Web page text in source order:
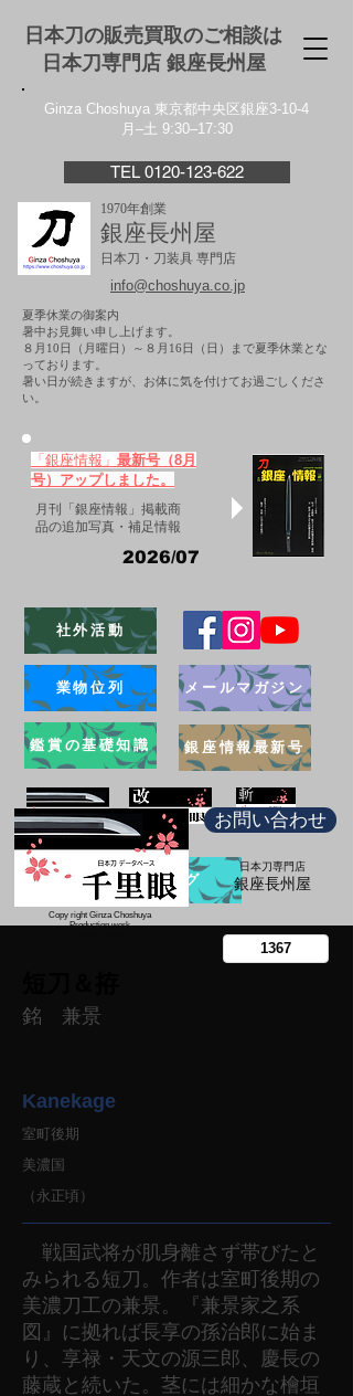
日本刀の販売買取のご相談は
日本刀専門店 銀座⻑州屋
Ginza Choshuya 東京都中央区銀座3-10-4
月–土 9:30–17:30
TEL 0120-123-622
1970年創業
銀座長州屋
日本刀・刀装具 専門店
info@choshuya.co.jp
夏季休業の御案内
暑中お見舞い申し上げます。
８月10日（月曜日）～８月16日（日）まで夏季休業とな
っております。
​暑い日が続きますが、お体に気を付けてお過ごしくださ
い。
「銀座情報」 最新号（8月
号）アップしました。
月刊「銀座情報」掲載商
品の追加写真・補足情報
2026/07
社外活動
業物位列
鑑賞の基礎知識
メールマガジン
銀座情報最新号
ブログ
お問い合わせ
日本刀専門店
​銀座長州屋
Copy right Ginza Choshuya
Production work
銘 兼景
Kanekage
室町後期
美濃国
（永正頃）
戦国武将が肌身離さず帯びたと
みられる短刀。作者は室町後期の
美濃刀工の兼景。『兼景家之系
図』に拠れば長享の孫治郎に始ま
り、享禄・天文の源三郎、慶長の
藤蔵と続いた。茎には細かな檜垣